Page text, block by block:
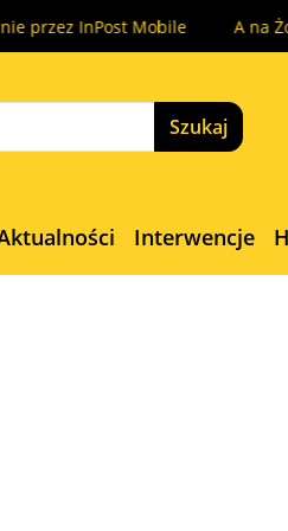
Mobile A na Żoliborzu
Interwencje